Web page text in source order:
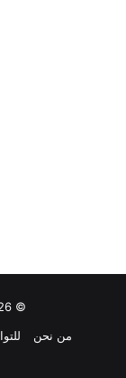
© VGA4A 2026, جميع الحقوق محفوظة
من نحن